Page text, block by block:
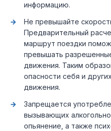
информацию.
Не превышайте
Предварительный
маршрут поездки
превышать
движения. Таким
опасности себя и
движения.
Запрещается
вызывающих
опьянение, а также